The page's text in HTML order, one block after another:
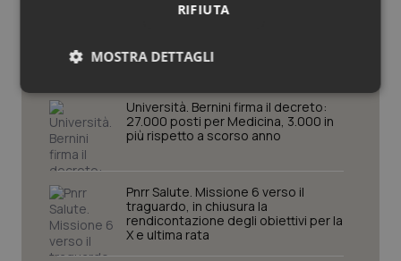
Ulcera & Reflusso
Vaccini
smaltire le scorte Covid, le liste
prenotazione passa ad Agenas. Saltano l’aumento
delle tariffe ospedaliere e la proroga dei gettonisti
Università. Bernini firma il decreto:
27.000 posti per Medicina, 3.000 in
più rispetto a scorso anno
Pnrr Salute. Missione 6 verso il
traguardo, in chiusura la
rendicontazione degli obiettivi per la
X e ultima rata
RIFIUTA
MOSTRA DETTAGLI
Necessari Statistici Marketing
Necessari Statistici Marketing
I cookie necessari contribuiscono a rendere fruibile il